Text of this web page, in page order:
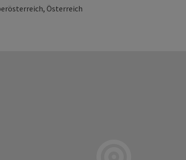
Österreich